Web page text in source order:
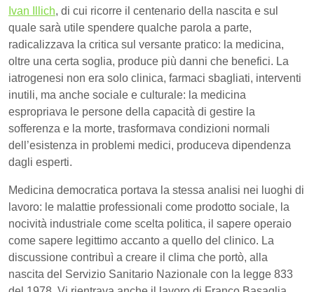
Ivan Illich, di cui ricorre il centenario della nascita e sul
quale sarà utile spendere qualche parola a parte,
radicalizzava la critica sul versante pratico: la medicina,
oltre una certa soglia, produce più danni che benefici. La
iatrogenesi non era solo clinica, farmaci sbagliati, interventi
inutili, ma anche sociale e culturale: la medicina
espropriava le persone della capacità di gestire la
sofferenza e la morte, trasformava condizioni normali
dell’esistenza in problemi medici, produceva dipendenza
dagli esperti.
Medicina democratica portava la stessa analisi nei luoghi di
lavoro: le malattie professionali come prodotto sociale, la
nocività industriale come scelta politica, il sapere operaio
come sapere legittimo accanto a quello del clinico. La
discussione contribuì a creare il clima che portò, alla
nascita del Servizio Sanitario Nazionale con la legge 833